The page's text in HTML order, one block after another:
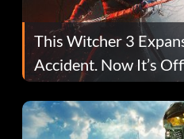
This Witcher 3
Accident. Now It’s